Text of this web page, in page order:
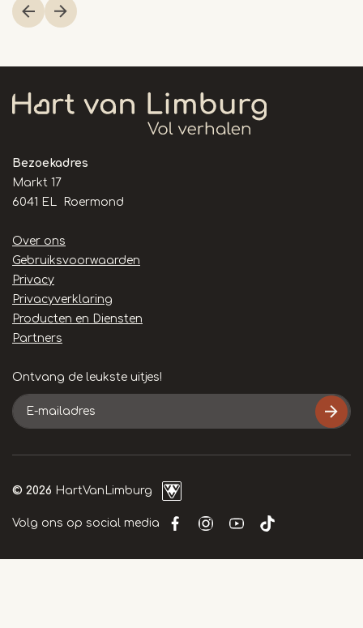
1
of
Bezoekadres
Markt 17
6041 EL Roermond
Handige
links
Over ons
Gebruiksvoorwaarden
Privacy
Privacyverklaring
Producten en Diensten
Partners
Ontvang de leukste uitjes!
E-
mailadres
© 2026 HartVanLimburg
Volg ons op social media